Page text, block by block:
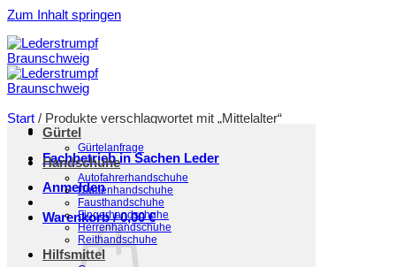
Zum Inhalt springen
Fachbetrieb in Sachen Leder
Anmelden
Warenkorb /0,00€
Gürtel
Gürtelanfrage
Handschuhe
Autofahrerhandschuhe
Damenhandschuhe
Fausthandschuhe
Fingerhandschuhe
Herrenhandschuhe
Reithandschuhe
Hilfsmittel
Start / Produkte verschlagwortet mit „Mittelalter“
Filter